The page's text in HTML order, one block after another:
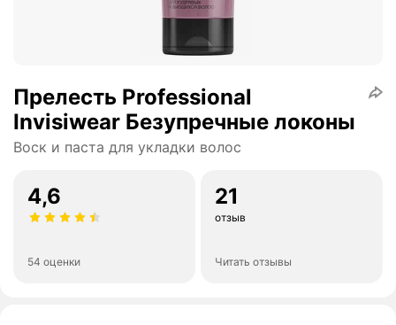
Прелесть Professional
Invisiwear Безупречные локоны
Воск и паста для укладки волос
4,6
54 оценки
21
отзыв
Читать отзывы